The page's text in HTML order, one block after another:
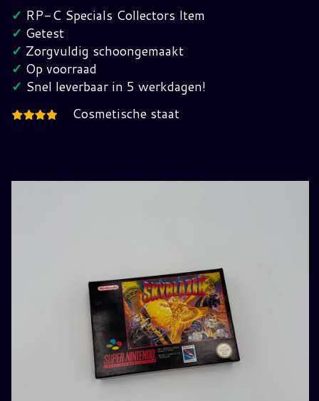
✓ RP-C Specials Collectors Item
✓ Getest
✓ Zorgvuldig schoongemaakt
✓ Op voorraad
✓ Snel leverbaar in 5 werkdagen!
Cosmetische staat